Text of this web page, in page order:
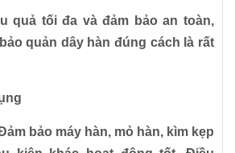
quả tối đa và đảm bảo an toàn,
quản dây hàn đúng cách là rất
bảo máy hàn, mỏ hàn, kìm kẹp